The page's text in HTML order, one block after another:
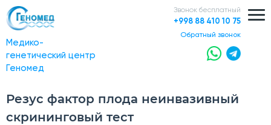
Медико-
генетический центр
Геномед
Звонок бесплатный
+998 88 410 10 75
обратный звонок
Резус фактор плода неинвазивный
скрининговый тест